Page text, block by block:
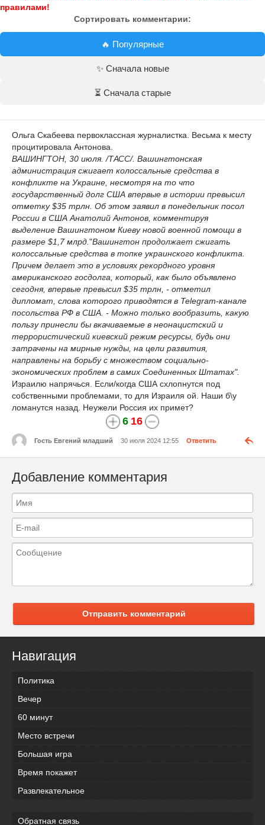
правилами!
Сортировать комментарии:
🔥 Популярные
✨ Сначала новые
⏳ Сначала старые
Ольга Скабеева первоклассная журналистка. Весьма к месту
процитировала Антонова.
ВАШИНГТОН, 30 июля. /ТАСС/. Вашингтонская
администрация сжигает колоссальные средства в
конфликте на Украине, несмотря на то что
государственный долг США впервые в истории превысил
отметку $35 трлн. Об этом заявил в понедельник посол
России в США Анатолий Антонов, комментируя
выделение Вашингтоном Киеву новой военной помощи в
размере $1,7 млрд. "Вашингтон продолжает сжигать
колоссальные средства в топке украинского конфликта.
Причем делает это в условиях рекордного уровня
американского госдолга, который, как было объявлено
сегодня, впервые превысил $35 трлн, - отметил
дипломат, слова которого приводятся в Telegram-канале
посольства РФ в США. - Можно только вообразить, какую
пользу принесли бы вкачиваемые в неонацистский и
террористический киевский режим ресурсы, будь они
затрачены на мирные нужды, на цели развития,
направлены на борьбу с множеством социально-
экономических проблем в самих Соединенных Штатах".
Израилю напрячься. Если/когда США схлопнутся под
собственными проблемами, то для Израиля ой. Наши б\у
ломанутся назад. Неужели Россия их примет?
6 16
Гость Евгений младший 30 июля 2024 12:55 Ответить
Добавление комментария
Отправить комментарий
Навигация
Политика
Вечер
60 минут
Место встречи
Большая игра
Время покажет
Развлекательное
Обратная связь